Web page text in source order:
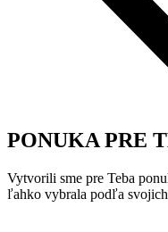
PONUKA PRE
Vytvorili sme pre Teba
ľahko vybrala podľa